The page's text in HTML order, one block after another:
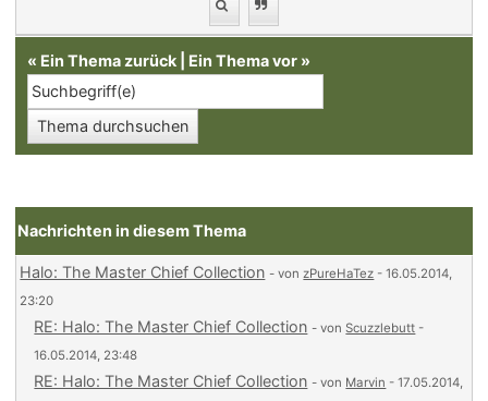
« Ein Thema zurück Ein Thema vor »
Nachrichten in diesem Thema
Halo: The Master Chief Collection - vonzPureHaTez - 16.05.2014,
23:20
RE: Halo: The Master Chief Collection - vonScuzzlebutt -
16.05.2014, 23:48
RE: Halo: The Master Chief Collection - von Marvin - 17.05.2014,